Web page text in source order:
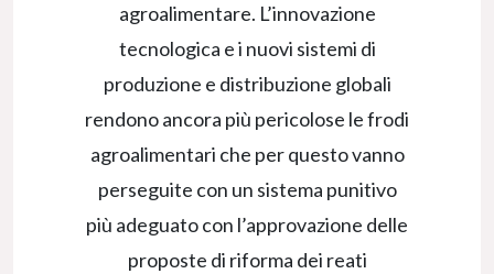
agroalimentare. L’innovazione
tecnologica e i nuovi sistemi di
produzione e distribuzione globali
rendono ancora più pericolose le frodi
agroalimentari che per questo vanno
perseguite con un sistema punitivo
più adeguato con l’approvazione delle
proposte di riforma dei reati